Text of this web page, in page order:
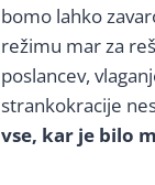
bomo lahko
režimu mar za
poslancev,
strankokracije
vse, kar je bilo